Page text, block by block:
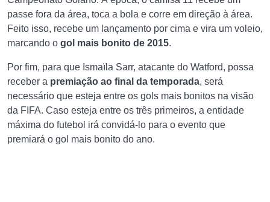
passe fora da área, toca a bola e corre em direção à área.
Feito isso, recebe um lançamento por cima e vira um voleio,
marcando o gol mais bonito de 2015.
Por fim, para que Ismaïla Sarr, atacante do Watford, possa
receber a premiação ao final da temporada, será
necessário que esteja entre os gols mais bonitos na visão
da FIFA. Caso esteja entre os três primeiros, a entidade
máxima do futebol irá convidá-lo para o evento que
premiará o gol mais bonito do ano.